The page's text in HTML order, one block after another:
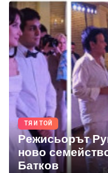
ТЯ И ТОЙ
Режисьорът
ново
Батков